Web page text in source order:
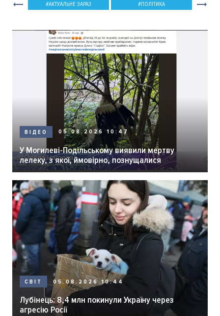
АКТУАЛЬНЕ ЗАРАЗ ПОЛІТИКА
ВІДЕО 05.08.2026 10:47
У Могилеві-Подільському виявили мертву
лелеку, з якої, ймовірно, познущалися
СВІТ 05.08.2026 10:44
Лубінець: 8,4 млн покинули Україну через
агресію Росії